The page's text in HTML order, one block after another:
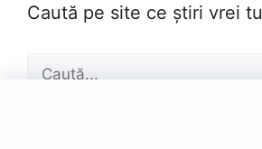
Caută pe site ce știri vrei tu
după: